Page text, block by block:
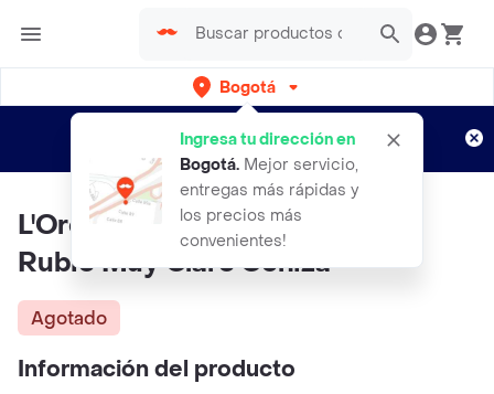
Bogotá
Ingresa tu dirección en
Bogotá. Mejor servicio,
entregas más rápidas y
los precios más
convenientes!
envíos gratis por semanas
Aplican TyC
L'Oréal Dia Light 9.1 Milkshake
Rubio Muy Claro Ceniza
Agotado
Información del producto